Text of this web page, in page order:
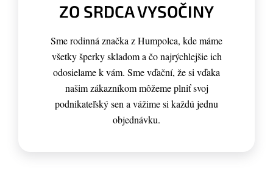
ZO SRDCA VYSOČINY
Sme rodinná značka z Humpolca, kde máme
všetky šperky skladom a čo najrýchlejšie ich
odosielame k vám. Sme vďační, že si vďaka
našim zákazníkom môžeme plniť svoj
podnikateľský sen a vážime si každú jednu
objednávku.